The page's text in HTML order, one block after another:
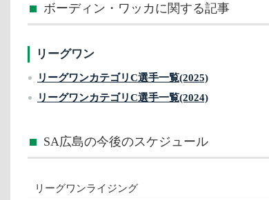
ボーディン・ワッカに関する記事
リーグワン
リーグワンカテゴリC選手一覧(2025)
リーグワンカテゴリC選手一覧(2024)
SA広島の今後のスケジュール
リーグワンライジング